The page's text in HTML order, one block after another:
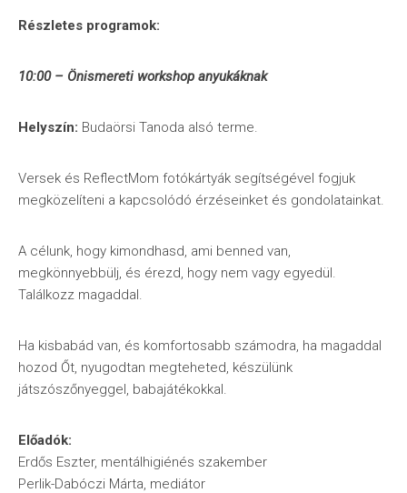
Részletes programok:
10:00 – Önismereti workshop anyukáknak
Helyszín: Budaörsi Tanoda alsó terme.
Versek és ReflectMom fotókártyák segítségével fogjuk
megközelíteni a kapcsolódó érzéseinket és gondolatainkat.
A célunk, hogy kimondhasd, ami benned van,
megkönnyebbülj, és érezd, hogy nem vagy egyedül.
Találkozz magaddal.
Ha kisbabád van, és komfortosabb számodra, ha magaddal
hozod Őt, nyugodtan megteheted, készülünk
játszószőnyeggel, babajátékokkal.
Előadók:
Erdős Eszter, mentálhigiénés szakember
Perlik-Dabóczi Márta, mediátor